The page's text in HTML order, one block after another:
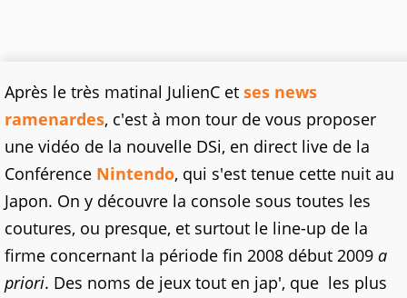
Après le très matinal JulienC et ses news
ramenardes, c'est à mon tour de vous proposer
une vidéo de la nouvelle DSi, en direct live de la
Conférence Nintendo, qui s'est tenue cette nuit au
Japon. On y découvre la console sous toutes les
coutures, ou presque, et surtout le line-up de la
firme concernant la période fin 2008 début 2009 a
priori. Des noms de jeux tout en jap', que les plus